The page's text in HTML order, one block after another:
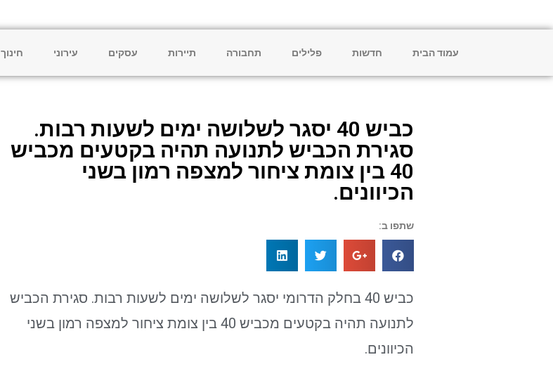
עמוד הבית חדשות פלילים תחבורה תיירות עסקים עירוני חינוך
כביש 40 יסגר לשלושה ימים לשעות רבות.
סגירת הכביש לתנועה תהיה בקטעים מכביש
40 בין צומת ציחור למצפה רמון בשני
הכיוונים.
שתפו ב:
כביש 40 בחלק הדרומי יסגר לשלושה ימים לשעות רבות. סגירת הכביש
לתנועה תהיה בקטעים מכביש 40 בין צומת ציחור למצפה רמון בשני
הכיוונים.